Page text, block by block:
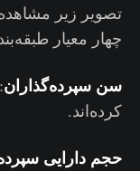
تصویر زیر
چهار معیار
سن سپرده‌گذاران
کرده‌اند.
حجم دارایی